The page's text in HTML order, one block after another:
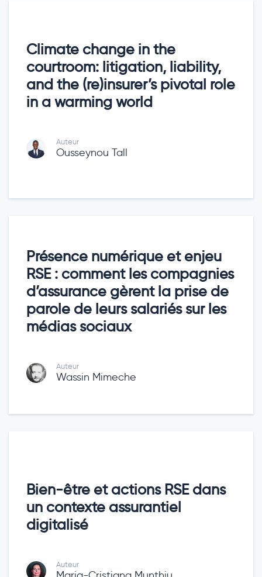
Climate change in the
courtroom: litigation, liability,
and the (re)insurer’s pivotal role
in a warming world
Auteur
Ousseynou Tall
Présence numérique et enjeu
RSE : comment les compagnies
d’assurance gèrent la prise de
parole de leurs salariés sur les
médias sociaux
Auteur
Wassin Mimeche
Bien-être et actions RSE dans
un contexte assurantiel
digitalisé
Auteur